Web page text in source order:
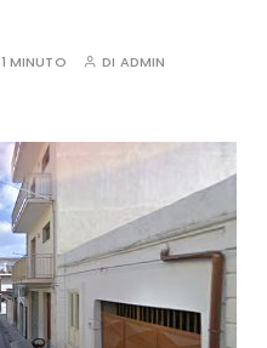
1 MINUTO DI ADMIN